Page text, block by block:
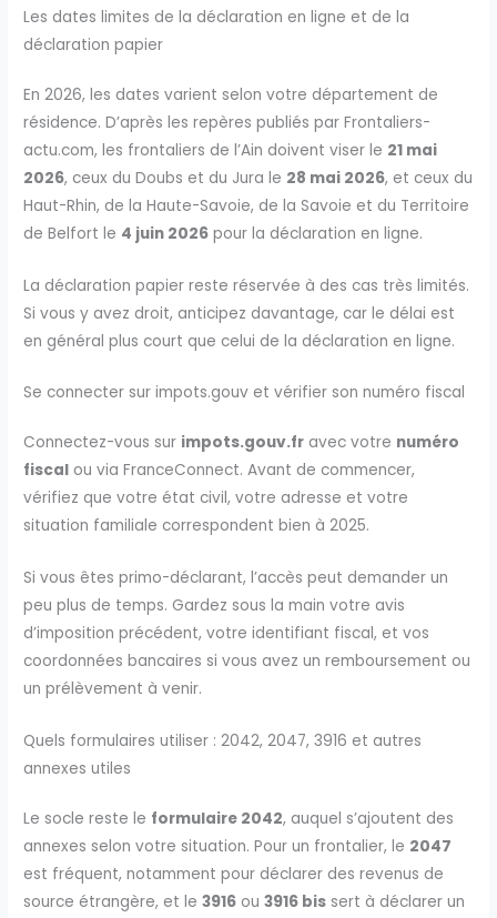
Les dates limites de la déclaration en ligne et de la
déclaration papier
En 2026, les dates varient selon votre département de
résidence. D’après les repères publiés par Frontaliers-
actu.com, les frontaliers de l’Ain doivent viser le 21 mai
2026, ceux du Doubs et du Jura le 28 mai 2026, et ceux du
Haut-Rhin, de la Haute-Savoie, de la Savoie et du Territoire
de Belfort le 4 juin 2026 pour la déclaration en ligne.
La déclaration papier reste réservée à des cas très limités.
Si vous y avez droit, anticipez davantage, car le délai est
en général plus court que celui de la déclaration en ligne.
Se connecter sur impots.gouv et vérifier son numéro fiscal
Connectez-vous sur impots.gouv.fr avec votre numéro
fiscal ou via FranceConnect. Avant de commencer,
vérifiez que votre état civil, votre adresse et votre
situation familiale correspondent bien à 2025.
Si vous êtes primo-déclarant, l’accès peut demander un
peu plus de temps. Gardez sous la main votre avis
d’imposition précédent, votre identifiant fiscal, et vos
coordonnées bancaires si vous avez un remboursement ou
un prélèvement à venir.
Quels formulaires utiliser : 2042, 2047, 3916 et autres
annexes utiles
Le socle reste le formulaire 2042, auquel s’ajoutent des
annexes selon votre situation. Pour un frontalier, le 2047
est fréquent, notamment pour déclarer des revenus de
source étrangère, et le3916 ou3916 bis sert à déclarer un